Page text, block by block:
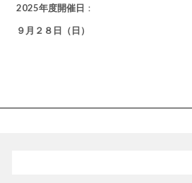
2025年度開催日 ：
９月２８日（日）